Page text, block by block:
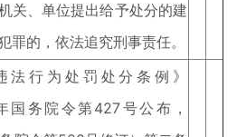
关、单位提出给予处分的建
罪的，依法追究刑事责任。
法行为处罚处分条例》
国务院令第427号公布，